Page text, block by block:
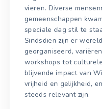
vieren. Diverse
gemeenschappen
speciale dag stil te
Sindsdien zijn er
georganiseerd,
workshops tot
blijvende impact van
vrijheid en gelijkheid,
steeds relevant zijn.